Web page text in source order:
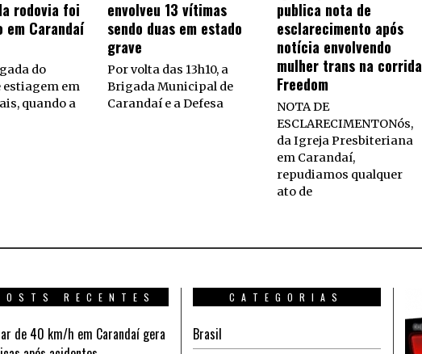
rodovia foi
Carandaí
do
estiagem em
quando a
envolveu 13 vítimas
sendo duas em estado
grave
Por volta das 13h10, a
Brigada Municipal de
Carandaí e a Defesa
publica nota de
esclarecimento após
notícia envolvendo
mulher trans na corrida
Freedom
NOTA DE
ESCLARECIMENTONós,
da Igreja Presbiteriana
em Carandaí,
repudiamos qualquer
ato de
RECENTES
de 40 km/h em Carandaí gera
CATEGORIAS
Brasil